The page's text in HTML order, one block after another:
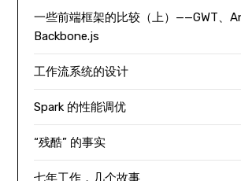
一些前端框架的比较（上）——GWT、
Backbone.js
工作流系统的设计
Spark 的性能调优
“残酷” 的事实
七年工作，几个故事